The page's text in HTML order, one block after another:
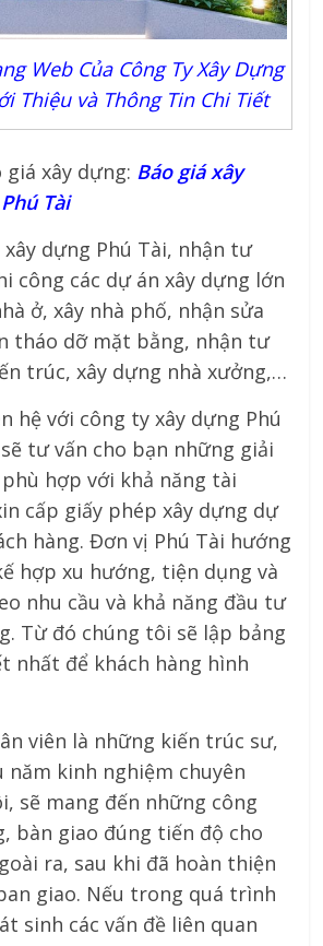
Web Của Công Ty Xây Dựng
Thiệu và Thông Tin Chi Tiết
xây dựng: Báo giá xây
Tài
dựng Phú Tài, nhận tư
công các dự án xây dựng lớn
ở, xây nhà phố, nhận sửa
tháo dỡ mặt bằng, nhận tư
trúc, xây dựng nhà xưởng,…
hệ với công ty xây dựng Phú
tư vấn cho bạn những giải
hợp với khả năng tài
cấp giấy phép xây dựng dự
hàng. Đơn vị Phú Tài hướng
hợp xu hướng, tiện dụng và
nhu cầu và khả năng đầu tư
Từ đó chúng tôi sẽ lập bảng
nhất để khách hàng hình
viên là những kiến trúc sư,
năm kinh nghiệm chuyên
sẽ mang đến những công
bàn giao đúng tiến độ cho
ra, sau khi đã hoàn thiện
giao. Nếu trong quá trình
sinh các vấn đề liên quan